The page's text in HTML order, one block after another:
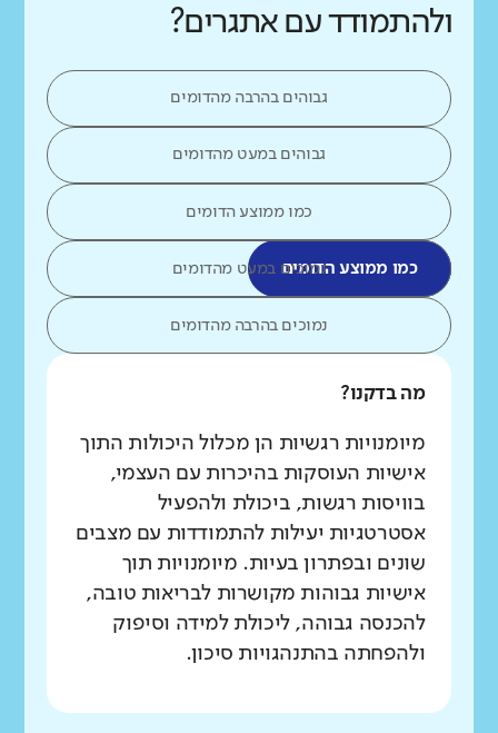
ולהתמודד עם אתגרים?
גבוהים בהרבה מהדומים
גבוהים במעט מהדומים
כמו ממוצע הדומים
כמו ממוצע הדומיםנמוכים במעט מהדומים
נמוכים בהרבה מהדומים
מה בדקנו?
מיומנויות רגשיות הן מכלול היכולות התוך
אישיות העוסקות בהיכרות עם העצמי,
בוויסות רגשות, ביכולת ולהפעיל
אסטרטגיות יעילות להתמודדות עם מצבים
שונים ובפתרון בעיות. מיומנויות תוך
אישיות גבוהות מקושרות לבריאות טובה,
להכנסה גבוהה, ליכולת למידה וסיפוק
ולהפחתה בהתנהגויות סיכון.